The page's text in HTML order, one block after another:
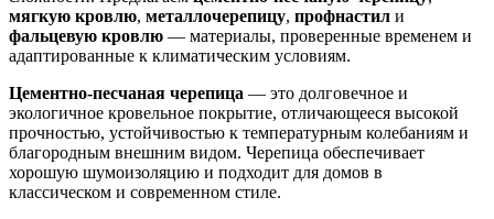
мягкую кровлю, металлочерепицу, профнастил и
фальцевую кровлю — материалы, проверенные временем и
адаптированные к климатическим условиям.
Цементно-песчаная черепица — это долговечное и
экологичное кровельное покрытие, отличающееся высокой
прочностью, устойчивостью к температурным колебаниям и
благородным внешним видом. Черепица обеспечивает
хорошую шумоизоляцию и подходит для домов в
классическом и современном стиле.